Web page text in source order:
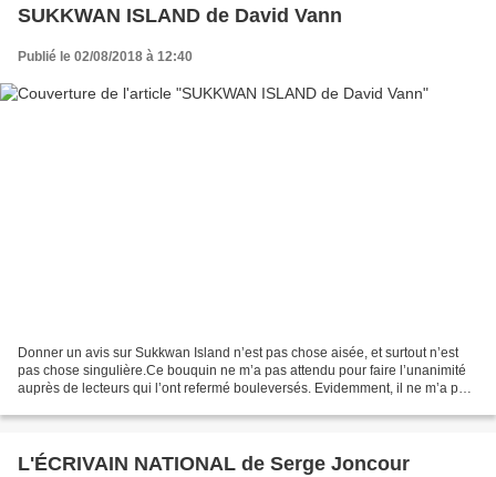
SUKKWAN ISLAND de David Vann
Publié le 02/08/2018 à 12:40
Donner un avis sur Sukkwan Island n’est pas chose aisée, et surtout n’est
pas chose singulière.Ce bouquin ne m’a pas attendu pour faire l’unanimité
auprès de lecteurs qui l’ont refermé bouleversés. Evidemment, il ne m’a pas
L'ÉCRIVAIN NATIONAL de Serge Joncour